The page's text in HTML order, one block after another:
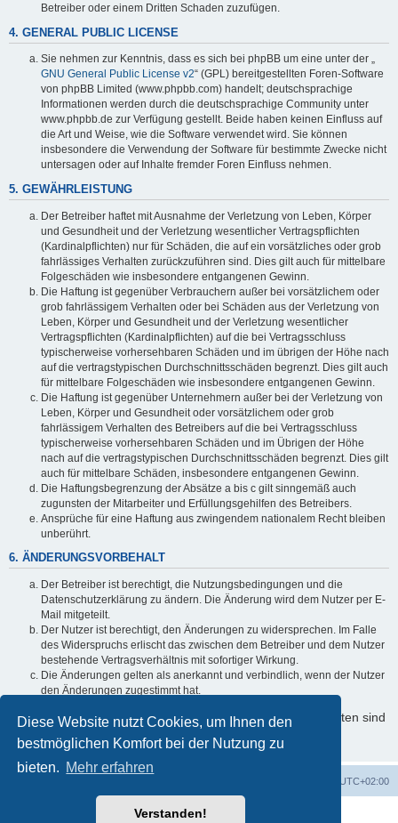
Diese Website nutzt Cookies, um Ihnen den
bestmöglichen Komfort bei der Nutzung zu
bieten. Mehr erfahren
Verstanden!
Betreiber oder einem Dritten Schaden zuzufügen.
4. GENERAL PUBLIC LICENSE
Sie nehmen zur Kenntnis, dass es sich bei phpBB um eine unter der „
GNU General Public License v2“ (GPL) bereitgestellten Foren-Software
von phpBB Limited (www.phpbb.com) handelt; deutschsprachige
Informationen werden durch die deutschsprachige Community unter
www.phpbb.de zur Verfügung gestellt. Beide haben keinen Einfluss auf
die Art und Weise, wie die Software verwendet wird. Sie können
insbesondere die Verwendung der Software für bestimmte Zwecke nicht
untersagen oder auf Inhalte fremder Foren Einfluss nehmen.
5. GEWÄHRLEISTUNG
Der Betreiber haftet mit Ausnahme der Verletzung von Leben, Körper
und Gesundheit und der Verletzung wesentlicher Vertragspflichten
(Kardinalpflichten) nur für Schäden, die auf ein vorsätzliches oder grob
fahrlässiges Verhalten zurückzuführen sind. Dies gilt auch für mittelbare
Folgeschäden wie insbesondere entgangenen Gewinn.
Die Haftung ist gegenüber Verbrauchern außer bei vorsätzlichem oder
grob fahrlässigem Verhalten oder bei Schäden aus der Verletzung von
Leben, Körper und Gesundheit und der Verletzung wesentlicher
Vertragspflichten (Kardinalpflichten) auf die bei Vertragsschluss
typischerweise vorhersehbaren Schäden und im übrigen der Höhe nach
auf die vertragstypischen Durchschnittsschäden begrenzt. Dies gilt auch
für mittelbare Folgeschäden wie insbesondere entgangenen Gewinn.
Die Haftung ist gegenüber Unternehmern außer bei der Verletzung von
Leben, Körper und Gesundheit oder vorsätzlichem oder grob
fahrlässigem Verhalten des Betreibers auf die bei Vertragsschluss
typischerweise vorhersehbaren Schäden und im Übrigen der Höhe
nach auf die vertragstypischen Durchschnittsschäden begrenzt. Dies gilt
auch für mittelbare Schäden, insbesondere entgangenen Gewinn.
Die Haftungsbegrenzung der Absätze a bis c gilt sinngemäß auch
zugunsten der Mitarbeiter und Erfüllungsgehilfen des Betreibers.
Ansprüche für eine Haftung aus zwingendem nationalem Recht bleiben
unberührt.
6. ÄNDERUNGSVORBEHALT
Der Betreiber ist berechtigt, die Nutzungsbedingungen und die
Datenschutzerklärung zu ändern. Die Änderung wird dem Nutzer per E-
Mail mitgeteilt.
Der Nutzer ist berechtigt, den Änderungen zu widersprechen. Im Falle
des Widerspruchs erlischt das zwischen dem Betreiber und dem Nutzer
bestehende Vertragsverhältnis mit sofortiger Wirkung.
Die Änderungen gelten als anerkannt und verbindlich, wenn der Nutzer
den Änderungen zugestimmt hat.
Informationen über den Umgang mit Ihren persönlichen Daten sind
in der Datenschutzerklärung enthalten.
UTC+02:00
Powered byphpBB® Forum Software © phpBB Limited